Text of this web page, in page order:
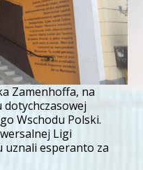
Zamenhoffa, na
Wschodu Polski.
Ligi
uznali esperanto za